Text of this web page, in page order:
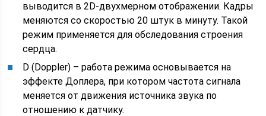
выводится в 2D-двухмерном отображении. Кадры
меняются со скоростью 20 штук в минуту. Такой
режим применяется для обследования строения
сердца.
D (Doppler) – работа режима основывается на
эффекте Доплера, при котором частота сигнала
меняется от движения источника звука по
отношению к датчику.